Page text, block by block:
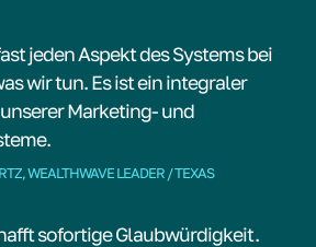
jeden Aspekt des Systems bei
wir tun. Es ist ein integraler
Marketing- und
WEALTHWAVE LEADER / TEXAS
sofortige Glaubwürdigkeit.